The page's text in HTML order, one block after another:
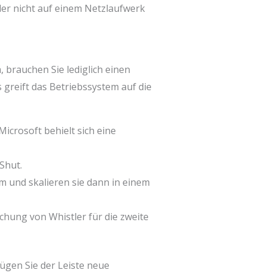
nicht auf einem Netzlaufwerk
brauchen Sie lediglich einen
das Betriebssystem auf die
behielt sich eine
und skalieren sie dann in einem
von Whistler für die zweite
Sie der Leiste neue